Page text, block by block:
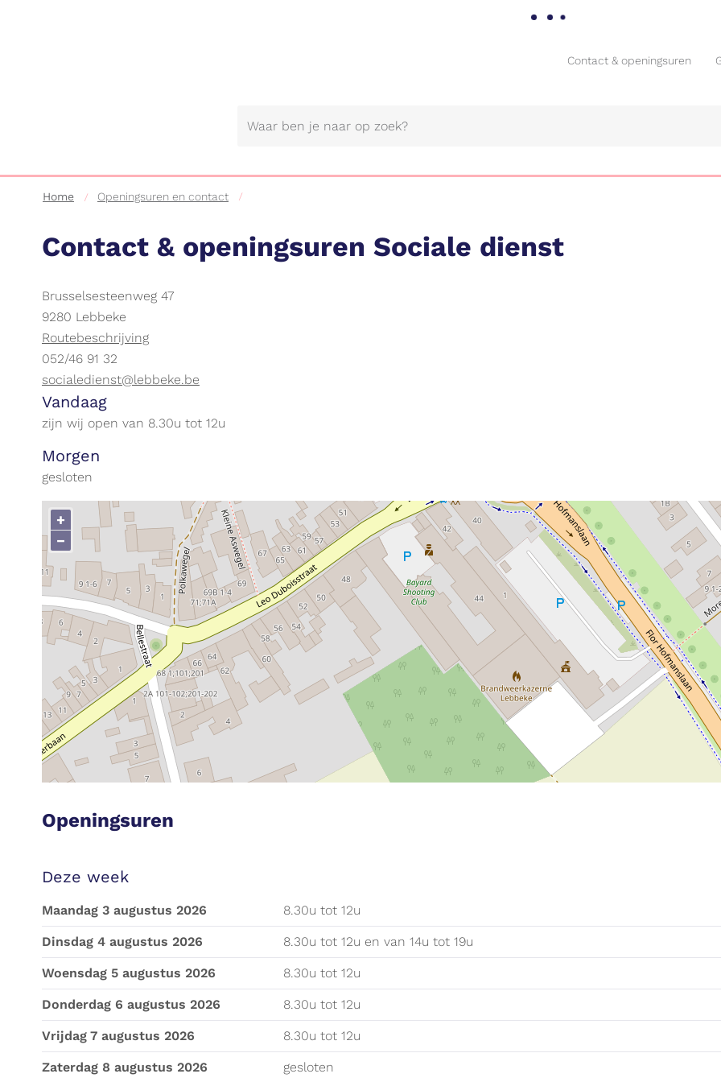
Contact & openingsuren
Home Openingsuren en contact
Contact & openingsuren Sociale dienst
Contact
Adres
Brusselsesteenweg 47
,
9280 Lebbeke
Stratenplan
Routebeschrijving
tel.
052/46 91 32
E-
mail
socialedienst@lebbeke.be
Openingsuren
Vandaag
zijn wij open van 8.30u tot 12u
Morgen
gesloten
+
−
Openingsuren
Deze week
maandag 3 augustus 2026 8.30u tot 12u
dinsdag 4 augustus 2026 8.30u tot 12u en van 14u tot 19u
woensdag 5 augustus 2026 8.30u tot 12u
donderdag 6 augustus 2026 8.30u tot 12u
vrijdag 7 augustus 2026 8.30u tot 12u
zaterdag 8 augustus 2026 gesloten